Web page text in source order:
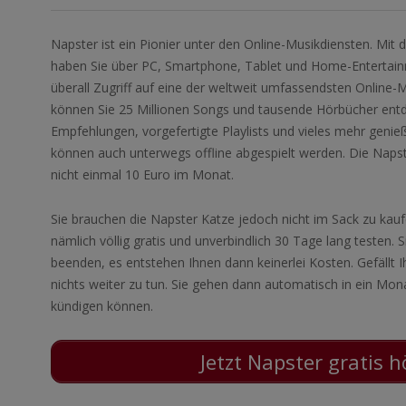
Napster ist ein Pionier unter den Online-Musikdiensten. Mit
haben Sie über PC, Smartphone, Tablet und Home-
überall Zugriff auf eine der weltweit umfassendsten Online-
können Sie 25 Millionen Songs und tausende Hörbücher
Empfehlungen, vorgefertigte Playlists und vieles mehr
können auch unterwegs offline abgespielt werden. Die
nicht einmal 10 Euro im Monat.
Sie brauchen die Napster Katze jedoch nicht im Sack zu
nämlich völlig gratis und unverbindlich 30 Tage lang testen.
beenden, es entstehen Ihnen dann keinerlei Kosten. Gefällt
nichts weiter zu tun. Sie gehen dann automatisch in ein
kündigen können.
Jetzt Napster gratis